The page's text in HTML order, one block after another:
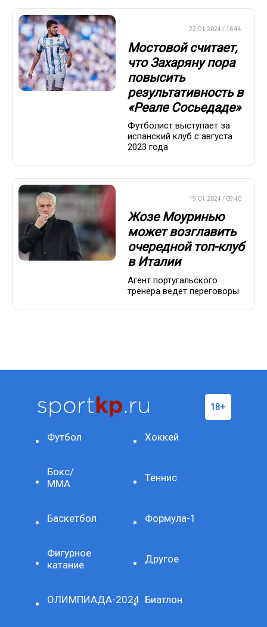
22.01.2024 / 16:44
Мостовой считает,
что Захаряну пора
повысить
результативность в
«Реале Сосьедаде»
Футболист выступает за
испанский клуб с августа
2023 года
19.01.2024 / 09:40
Жозе Моуринью
может возглавить
очередной топ-клуб
в Италии
Агент португальского
тренера ведет переговоры
Футбол Хоккей
Бокс/
ММА
Теннис
Баскетбол Формула-1
Фигурное
катание
Другое
ОЛИМПИАДА-2024 Биатлон